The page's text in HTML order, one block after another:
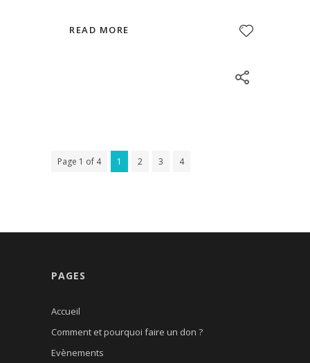
READ MORE
Page 1 of 4 1 2 3 4
PAGES
Accueil
Comment et pourquoi faire un don ?
Evènements